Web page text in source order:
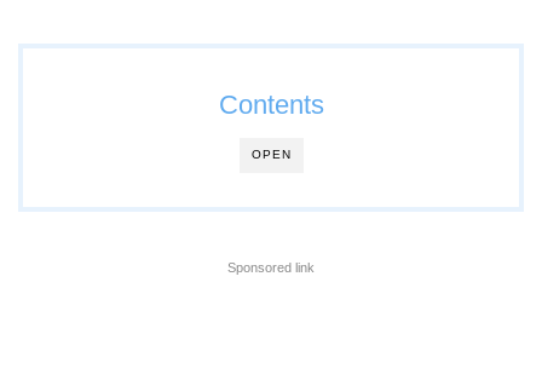
OPEN
Contents
Sponsored link